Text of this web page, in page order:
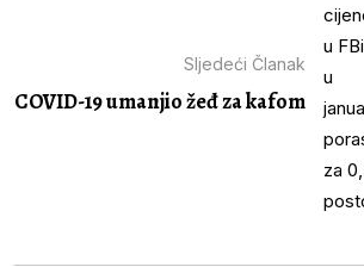
Sljedeći Članak
COVID-19 umanjio žeđ za kafom